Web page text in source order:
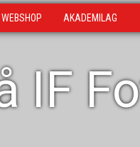
WEBSHOP AKADEMILAG
IF